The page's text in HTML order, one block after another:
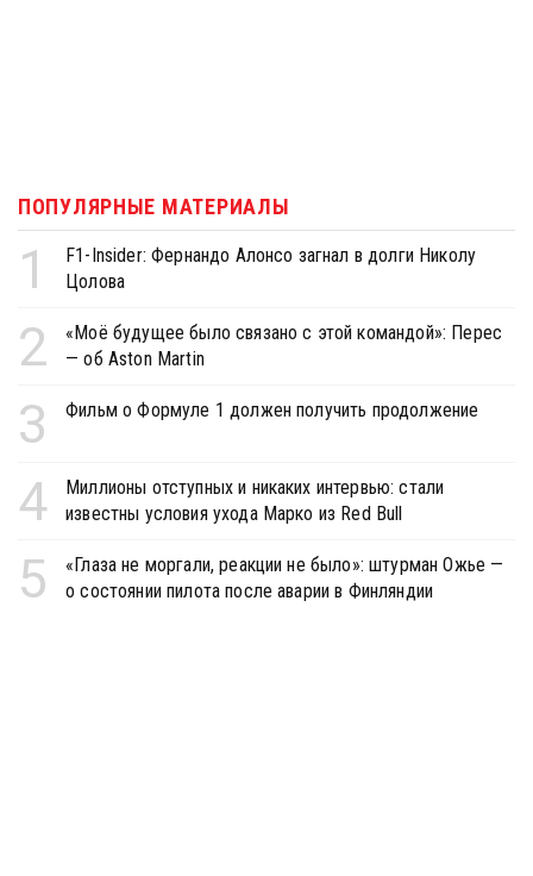
ПОПУЛЯРНЫЕ МАТЕРИАЛЫ
1
F1-Insider: Фернандо Алонсо загнал в долги Николу
Цолова
2
«Моё будущее было связано с этой командой»: Перес
— об Aston Martin
3 Фильм о Формуле 1 должен получить продолжение
4
Миллионы отступных и никаких интервью: стали
известны условия ухода Марко из Red Bull
5
«Глаза не моргали, реакции не было»: штурман Ожье —
о состоянии пилота после аварии в Финляндии